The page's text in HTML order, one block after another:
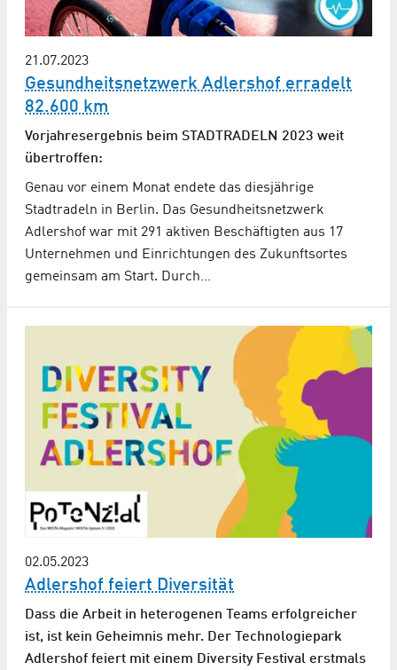
21.07.2023
Gesundheitsnetzwerk Adlershof erradelt
82.600 km
Vorjahresergebnis beim STADTRADELN 2023 weit
übertroffen:
Genau vor einem Monat endete das diesjährige
Stadtradeln in Berlin. Das Gesundheitsnetzwerk
Adlershof war mit 291 aktiven Beschäftigten aus 17
Unternehmen und Einrichtungen des Zukunftsortes
gemeinsam am Start. Durch…
02.05.2023
Adlershof feiert Diversität
Dass die Arbeit in heterogenen Teams erfolgreicher
ist, ist kein Geheimnis mehr. Der Technologiepark
Adlershof feiert mit einem Diversity Festival erstmals